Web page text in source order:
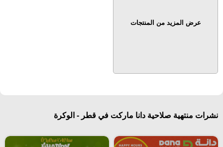
عرض المزيد من المنتجات
نشرات منتهية صلاحية دانا ماركت في قطر - الوكرة